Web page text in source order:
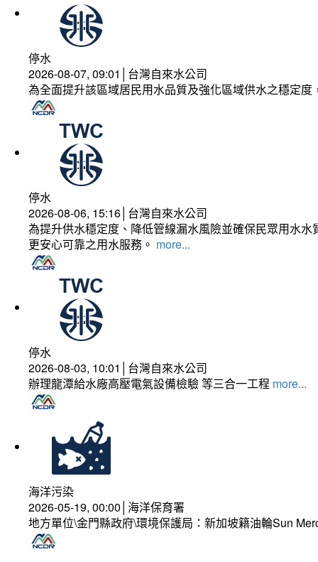
停水
2026-08-07, 09:01│台灣自來水公司
為全面提升該區域居民用水品質及強化區域供水之穩定
停水
2026-08-06, 15:16│台灣自來水公司
為提升供水穩定度、降低管線漏水風險並確保民眾用水
更安心可靠之用水服務。 more...
停水
2026-08-03, 10:01│台灣自來水公司
辦理龍潭給水廠高壓電氣設備檢驗 等三合一工程 more...
海洋污染
2026-05-19, 00:00│海洋保育署
地方單位\金門縣政府\環境保護局：新加坡籍油輪Sun